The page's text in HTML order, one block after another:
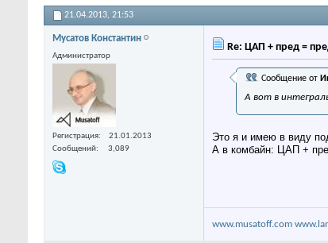
21.04.2013, 21:53
Мусатов Константин
Администратор
Регистрация
21.01.2013
Сообщений
3,089
Re: ЦАП + пред =
Сообщение от
А вот в
Это я и имею в виду
А в комбайн: ЦАП +
www.musatoff.com